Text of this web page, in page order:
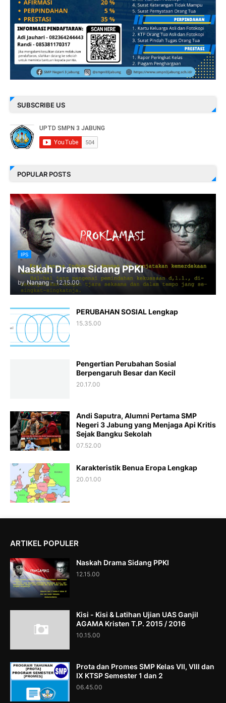
SUBSCRIBE US
POPULAR POSTS
IPS
Naskah Drama Sidang PPKI
by Nanang - 12.15.00
PERUBAHAN SOSIAL Lengkap
15.35.00
Pengertian Perubahan Sosial
Berpengaruh Besar dan Kecil
20.17.00
Andi Saputra, Alumni Pertama SMP
Negeri 3 Jabung yang Menjaga Api Kritis
Sejak Bangku Sekolah
07.52.00
Karakteristik Benua Eropa Lengkap
20.01.00
ARTIKEL POPULER
Naskah Drama Sidang PPKI
12.15.00
Kisi - Kisi & Latihan Ujian UAS Ganjil
AGAMA Kristen T.P. 2015 / 2016
10.15.00
Prota dan Promes SMP Kelas VII, VIII dan
IX KTSP Semester 1 dan 2
06.45.00